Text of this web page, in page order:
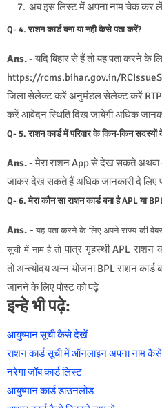
अब इस लिस्ट में अपना नाम चेक कर लें
Q- 4. राशन कार्ड बना या नही कैसे पता करें?
Ans. -यदि बिहार से हैं तो यह पता करने के
https://rcms.bihar.gov.in/
जिला सेलेक्ट करें अनुमंडल सेलेक्ट करें
करें आवेदन स्थिति दिख जायेगी अधिक
Q- 5. राशन कार्ड में परिवार के किन-किन
Ans. -मेरा राशन App से देख सकते अथवा
जाकर देख सकते हैं अधिक जानकारी दे लिए
Q- 6. मेरा कौन सा राशन कार्ड बना है APL या
Ans. -यह पता करने के लिए अपने राज्य की
सूची में नाम है तोपात्र गृहस्थी APL राशन
तो अन्त्योदय अन्न योजना BPL राशन
जानने के लिए पोस्ट को पढ़े
इन्हे भी पढ़े:
आयुष्मान सूची कैसे देखें
राशन कार्ड सूची में ऑनलाइन अपना नाम
नरेगा जॉब कार्ड लिस्ट
आयुष्मान कार्ड डाउनलोड